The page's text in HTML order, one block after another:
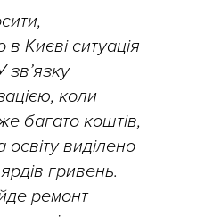
Києві ситуація
зв’язку
коли
багато коштів,
виділено
гривень.
ремонт